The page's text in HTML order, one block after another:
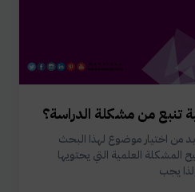
تنبع من مشكلة الدراسة؟
من اختيار موضوع لهذا البحث
العلمية التي يحتويها
يجب